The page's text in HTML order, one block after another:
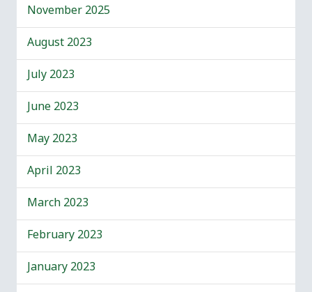
November 2025
August 2023
July 2023
June 2023
May 2023
April 2023
March 2023
February 2023
January 2023